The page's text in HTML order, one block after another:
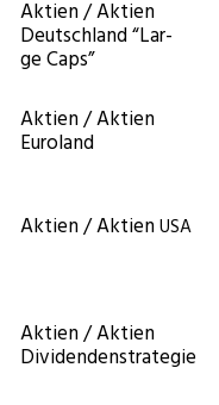
Akti­en / Akti­en
Deutsch­land “Lar­
ge Caps”
Akti­en / Akti­en
Euroland
Akti­en / Akti­enUSA
Akti­en / Akti­en
Dividendenstrategie